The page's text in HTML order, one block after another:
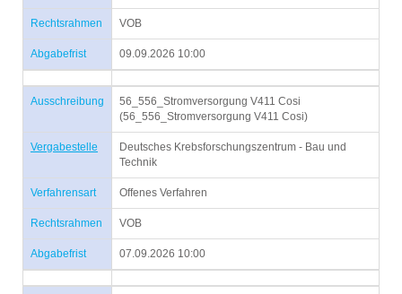
Rechtsrahmen VOB
Abgabefrist 09.09.2026 10:00
Ausschreibung
56_556_Stromversorgung V411 Cosi
(56_556_Stromversorgung V411 Cosi)
Vergabestelle
Deutsches Krebsforschungszentrum - Bau und
Technik
Verfahrensart Offenes Verfahren
Rechtsrahmen VOB
Abgabefrist 07.09.2026 10:00